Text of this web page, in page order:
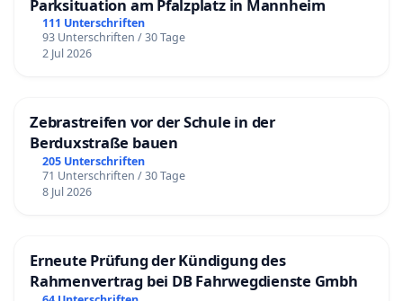
Parksituation am Pfalzplatz in Mannheim
111 Unterschriften
93 Unterschriften / 30 Tage
2 Jul 2026
Zebrastreifen vor der Schule in der
Berduxstraße bauen
205 Unterschriften
71 Unterschriften / 30 Tage
8 Jul 2026
Erneute Prüfung der Kündigung des
Rahmenvertrag bei DB Fahrwegdienste Gmbh